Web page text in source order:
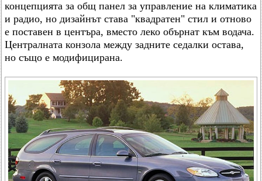
концепцията за общ панел за управление на климатика
и радио, но дизайнът става "квадратен" стил и отново
е поставен в центъра, вместо леко обърнат към водача.
Централната конзола между задните седалки остава,
но също е модифицирана.